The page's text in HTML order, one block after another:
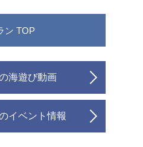
ン TOP
海遊び動画
イベント情報